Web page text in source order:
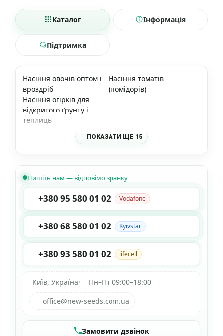
Каталог Інформація
Підтримка
Насіння овочів оптом і
вроздріб
Насіння томатів
(помідорів)
Насіння огірків для
відкритого ґрунту і
теплиць
ПОКАЗАТИ ЩЕ 15
Пишіть нам — відповімо зранку
+380 95 580 01 02 Vodafone
+380 68 580 01 02 Kyivstar
+380 93 580 01 02 lifecell
Київ, Україна•
Пн–Пт 09:00–18:00
office@new-seeds.com.ua
Замовити дзвінок